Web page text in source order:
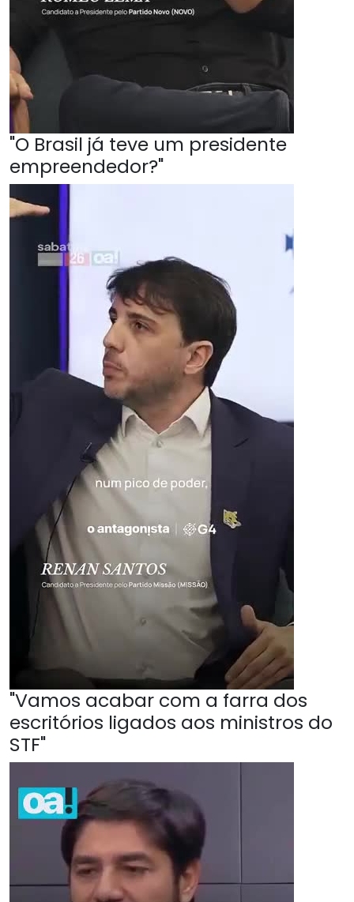
"O Brasil já teve um presidente
empreendedor?"
"Vamos acabar com a farra dos
escritórios ligados aos ministros do
STF"